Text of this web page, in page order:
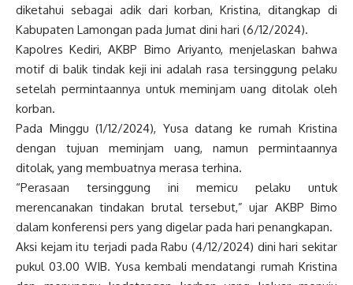
diketahui sebagai adik dari korban, Kristina, ditangkap di
Kabupaten Lamongan pada Jumat dini hari (6/12/2024).
Kapolres Kediri, AKBP Bimo Ariyanto, menjelaskan bahwa
motif di balik tindak keji ini adalah rasa tersinggung pelaku
setelah permintaannya untuk meminjam uang ditolak oleh
korban.
Pada Minggu (1/12/2024), Yusa datang ke rumah Kristina
dengan tujuan meminjam uang, namun permintaannya
ditolak, yang membuatnya merasa terhina.
“Perasaan tersinggung ini memicu pelaku untuk
merencanakan tindakan brutal tersebut,” ujar AKBP Bimo
dalam konferensi pers yang digelar pada hari penangkapan.
Aksi kejam itu terjadi pada Rabu (4/12/2024) dini hari sekitar
pukul 03.00 WIB. Yusa kembali mendatangi rumah Kristina